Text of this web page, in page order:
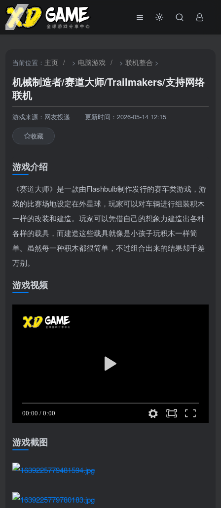
当前位置： 主页 / > 电脑游戏 / >联机整合 >
机械制造者/赛道大师/Trailmakers/支持网络
联机
游戏来源：网友投递 更新时间：2026-05-14 12:15
收藏
游戏介绍
《赛道大师》是一款由Flashbulb制作发行的赛车类游戏，游
戏的比赛场地设定在外星球，玩家可以对车辆进行组装积木
一样的改装和建造。玩家可以凭借自己的想象力建造出各种
各样的载具，而建造这些载具就像是小孩子玩积木一样简
单。虽然每一种积木都很简单，不过组合出来的结果却千差
万别。
游戏视频
游戏截图